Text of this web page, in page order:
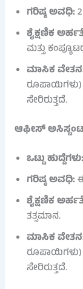
ಗರಿಷ್ಠ ಅವಧಿ:
ಶೈಕ್ಷಣಿಕ
ಮತ್ತು
ಮಾಸಿಕ
ರೂಪಾಯಿಗಳು)
ಸೇರಿರುತ್ತದೆ.
ಆಫೀಸ್
ಒಟ್ಟು ಹುದ್ದೆಗಳು:
ಗರಿಷ್ಠ ಅವಧಿ:
ಶೈಕ್ಷಣಿಕ
ತತ್ಸಮಾನ.
ಮಾಸಿಕ
ರೂಪಾಯಿಗಳು)
ಸೇರಿರುತ್ತದೆ.